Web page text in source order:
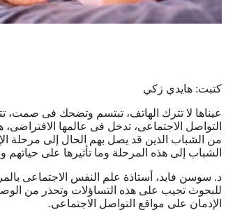
كتبت: هايدي زكي
عيناها لا تترك الهاتف، تبتسم وتضحك فى صمت،
التواصل الاجتماعى، تدخل فى عالمها الافتراضى،
من الشباب الذين قد يصل بهم الحال إلى مرحلة
الشباب إلى هذه المرحلة وما تأثيرها على
د. سوسن فايد، أستاذة علم النفس الاجتماعى
للبحوث تجيب على هذه التساؤلات وتحذر من
الإدمان على مواقع التواصل الاجتماعى.